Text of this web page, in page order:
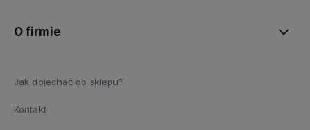
O firmie
Jak dojechać do sklepu?
Kontakt